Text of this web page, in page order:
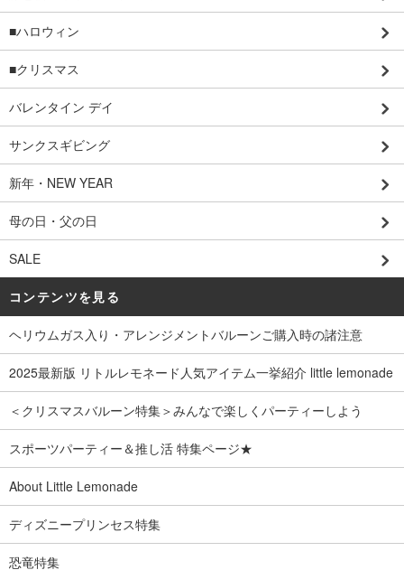
■ハロウィン
■クリスマス
バレンタイン デイ
サンクスギビング
新年・NEW YEAR
母の日・父の日
SALE
コンテンツを見る
ヘリウムガス入り・アレンジメントバルーンご購入時の諸注意
2025最新版 リトルレモネード人気アイテム一挙紹介 little lemonade
＜クリスマスバルーン特集＞みんなで楽しくパーティーしよう
スポーツパーティー＆推し活 特集ページ★
About Little Lemonade
ディズニープリンセス特集
恐竜特集